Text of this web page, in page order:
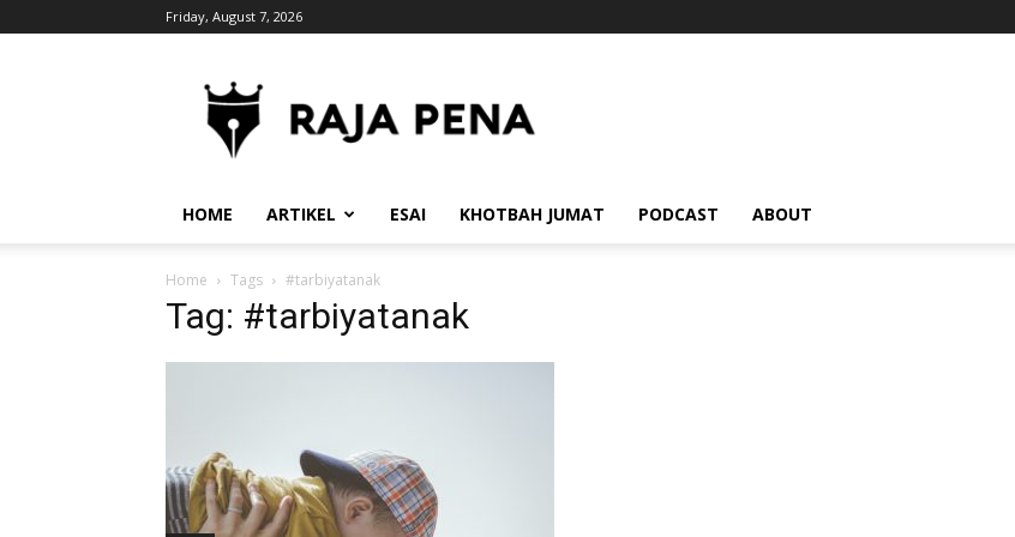
Friday, August 7, 2026
HOME ARTIKEL ESAI KHOTBAH JUMAT PODCAST ABOUT
Home Tags #tarbiyatanak
Tag: #tarbiyatanak